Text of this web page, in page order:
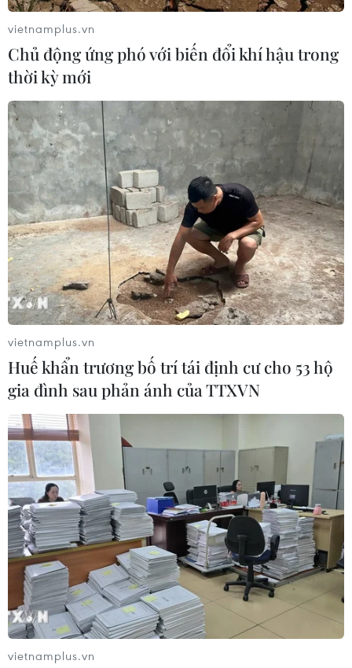
vietnamplus.vn
Chủ động ứng phó với biến đổi khí hậu trong
thời kỳ mới
vietnamplus.vn
Huế khẩn trương bố trí tái định cư cho 53 hộ
gia đình sau phản ánh của TTXVN
vietnamplus.vn